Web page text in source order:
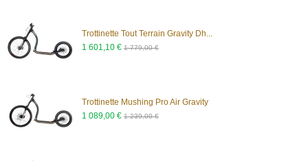
Trottinette Tout Terrain Gravity Dh...
1 601,10 € 1 779,00 €
Trottinette Mushing Pro Air Gravity
1 089,00 € 1 239,00 €